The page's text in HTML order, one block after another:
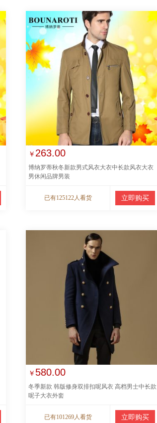
￥ 263.00
博纳罗蒂秋冬新款男式风衣大衣中长款风衣大衣
男休闲品牌男装
已有125122人看货 立即购买
￥ 580.00
冬季新款 韩版修身双排扣呢风衣 高档男士中长款
呢子大衣外套
已有101269人看货 立即购买